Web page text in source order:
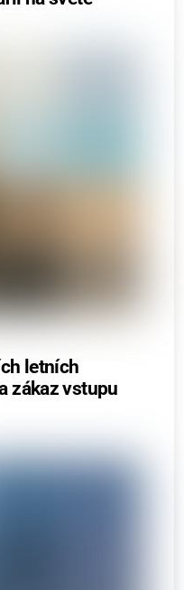
letních
zákaz vstupu